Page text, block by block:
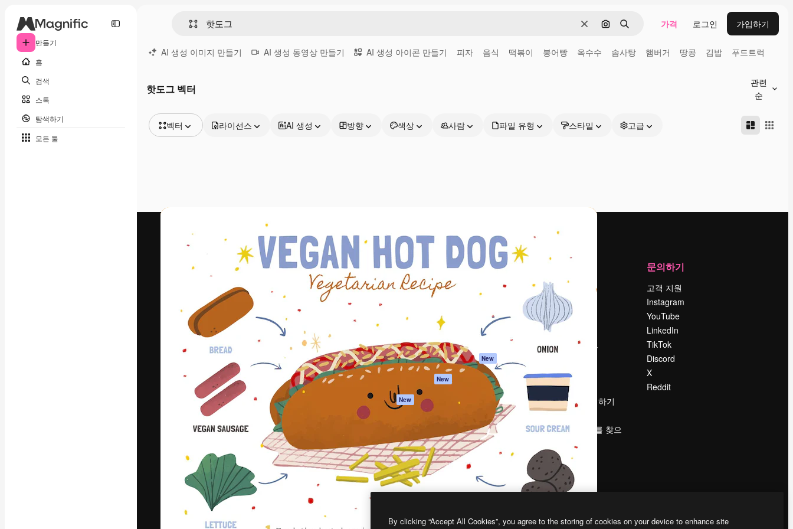
만들기
홈
검색
스톡
탐색하기
모든 툴
지우기이미지로 검색
검색 가격 로그인 가입하기
AI 생성 이미지 만들기 AI 생성 동영상 만들기 AI 생성 아이콘 만들기 피자 음식 떡볶이 붕어빵 옥수수 솜사탕 햄버거 땅콩 김밥 푸드트럭
핫도그 벡터
관련
순
벡터
동영상
모션 그래픽
동영상 템플릿
라이선스 AI 생성 방향 색상 사람 파일 유형 스타일 고급
최고의 결과물을 이끌어내는 크리에이티브
플랫폼. 크리에이터, 엔터프라이즈, 에이전시,
스튜디오를 아우르는 100만 명 이상의 구독
프로덕트
Spaces
AI 어시스턴트
AI 이미지 생성기
AI 동영상 생성기
AI 텍스트 음성 변환
스톡 콘텐츠
Claude/ChatGPT
용 MCP
New
Agents New
모든 Magnific 툴
시작하기
이용 약관
개인정보 보호 정책
원본 New
쿠키 정책
Trust Center
제휴 파트너
비지니스
회사 소개
Reviews
검색 트렌드
이벤트
Slidesgo
콘텐츠 판매하기
프레스룸
magnific.ai를 찾으
문의하기
고객 지원
Instagram
YouTube
LinkedIn
TikTok
Discord
X
Reddit
Copyright © 2010- 2026Freepik Company S.L.U.모든 권리는 보호 받습니다
By clicking “Accept All Cookies”, you agree to the storing of cookies on your device to enhance site